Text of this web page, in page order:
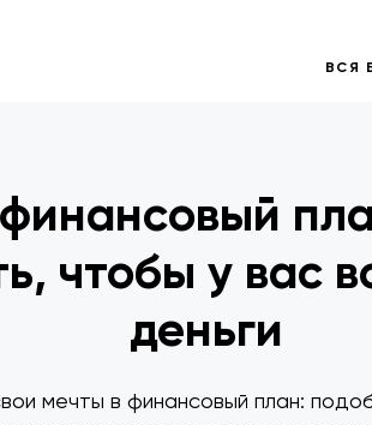
чтобы у вас
деньги
мечты в финансовый план: